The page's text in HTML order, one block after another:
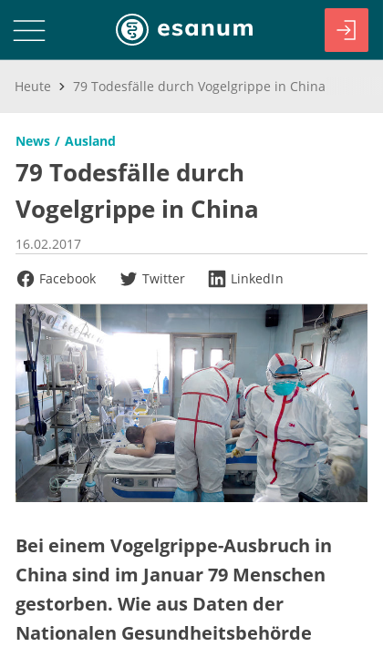
Heute 79 Todesfälle durch Vogelgrippe in China
News Ausland
79 Todesfälle durch
Vogelgrippe in China
16.02.2017
Facebook
Twitter LinkedIn
Bei einem Vogelgrippe-Ausbruch in
China sind im Januar 79 Menschen
gestorben. Wie aus Daten der
Nationalen Gesundheitsbehörde